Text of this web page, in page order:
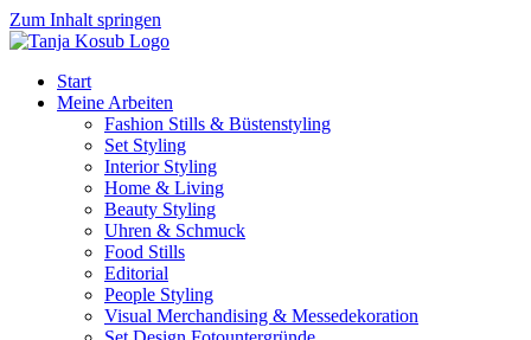
Zum Inhalt springen
Start
Meine Arbeiten
Fashion Stills & Büstenstyling
Set Styling
Interior Styling
Home & Living
Beauty Styling
Uhren & Schmuck
Food Stills
Editorial
People Styling
Visual Merchandising & Messedekoration